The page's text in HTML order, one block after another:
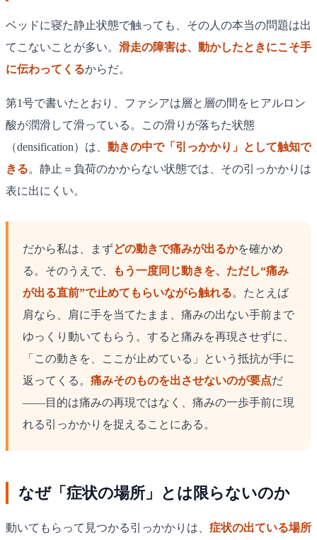
ベッドに寝た静止状態で触っても、その人の本当の問題は出
てこないことが多い。 滑走の障害は、動かしたときにこそ手
に伝わってくるからだ。
第1号で書いたとおり、ファシアは層と層の間をヒアルロン
酸が潤滑して滑っている。この滑りが落ちた状態
（densification）は、 動きの中で「引っかかり」として触知で
きる。静止＝負荷のかからない状態では、その引っかかりは
表に出にくい。
だから私は、まずどの動きで痛みが出るかを確かめ
る。そのうえで、
もう一度同じ動きを、ただし“痛み
が出る直前”で止めてもらいながら触れる。たとえば
肩なら、肩に手を当てたまま、痛みの出ない手前まで
ゆっくり動いてもらう。すると痛みを再現させずに、
「この動きを、ここが止めている」という抵抗が手に
返ってくる。 痛みそのものを出させないのが要点だ
——目的は痛みの再現ではなく、痛みの一歩手前に現
れる引っかかりを捉えることにある。
なぜ「症状の場所」とは限らないのか
動いてもらって見つかる引っかかりは、 症状の出ている場所